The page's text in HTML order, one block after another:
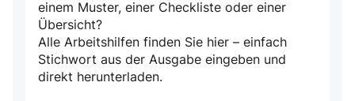
einem Muster, einer Checkliste oder einer
Übersicht?
Alle Arbeitshilfen finden Sie hier – einfach
Stichwort aus der Ausgabe eingeben und
direkt herunterladen.